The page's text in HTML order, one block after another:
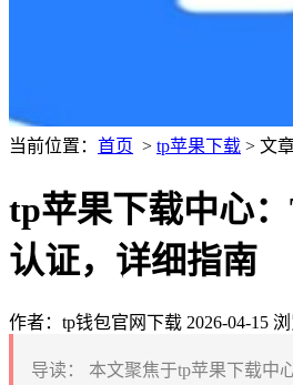
当前位置： 首页 > tp苹果下载 > 文
tp苹果下载中心
认证，详细指南
作者：tp钱包官网下载 2026-04-15
导读：
本文聚焦于tp苹果下载中